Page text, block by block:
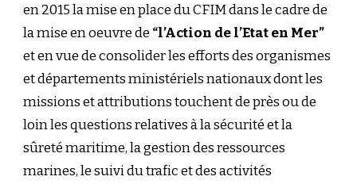
en 2015 la mise en place du CFIM dans le cadre de
la mise en oeuvre de “l’Action de l’Etat en Mer”
et en vue de consolider les efforts des organismes
et départements ministériels nationaux dont les
missions et attributions touchent de près ou de
loin les questions relatives à la sécurité et la
sûreté maritime, la gestion des ressources
marines, le suivi du trafic et des activités